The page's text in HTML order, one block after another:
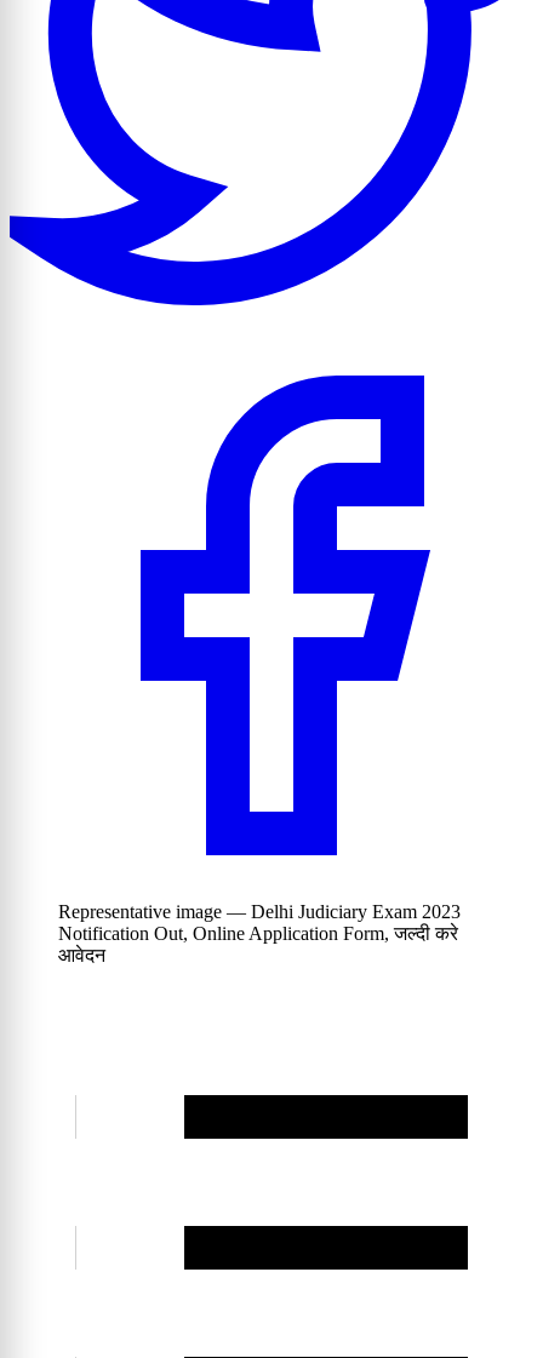
Representative image — Delhi Judiciary Exam 2023
Notification Out, Online Application Form, जल्दी करे
आवेदन